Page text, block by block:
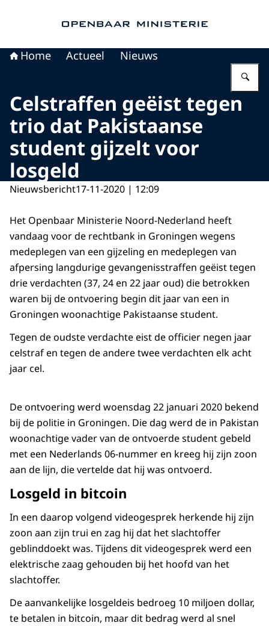
Home Actueel Nieuws
Celstraffen geëist tegen
trio dat Pakistaanse
student gijzelt voor
losgeld
Nieuwsbericht17-11-2020 | 12:09
Het Openbaar Ministerie Noord-Nederland heeft
vandaag voor de rechtbank in Groningen wegens
medeplegen van een gijzeling en medeplegen van
afpersing langdurige gevangenisstraffen geëist tegen
drie verdachten (37, 24 en 22 jaar oud) die betrokken
waren bij de ontvoering begin dit jaar van een in
Groningen woonachtige Pakistaanse student.
Tegen de oudste verdachte eist de officier negen jaar
celstraf en tegen de andere twee verdachten elk acht
jaar cel.
De ontvoering werd woensdag 22 januari 2020 bekend
bij de politie in Groningen. Die dag werd de in Pakistan
woonachtige vader van de ontvoerde student gebeld
met een Nederlands 06-nummer en kreeg hij zijn zoon
aan de lijn, die vertelde dat hij was ontvoerd.
Losgeld in bitcoin
In een daarop volgend videogesprek herkende hij zijn
zoon aan zijn trui en zag hij dat het slachtoffer
geblinddoekt was. Tijdens dit videogesprek werd een
elektrische zaag gehouden bij het hoofd van het
slachtoffer.
De aanvankelijke losgeldeis bedroeg 10 miljoen dollar,
te betalen in bitcoin, maar dit bedrag werd al snel